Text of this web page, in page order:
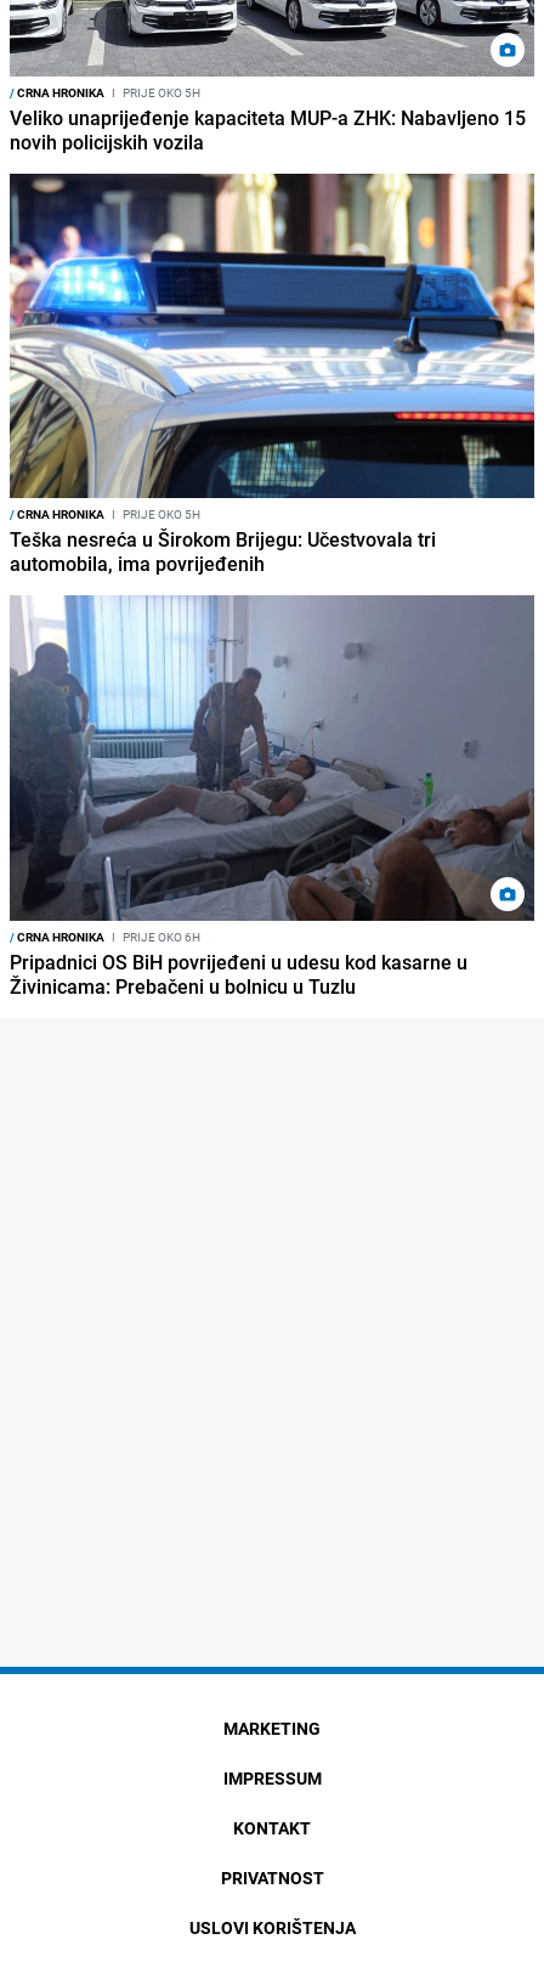
/CRNA HRONIKA I PRIJE OKO 5H
Veliko unaprijeđenje kapaciteta MUP-a ZHK: Nabavljeno 15
novih policijskih vozila
/CRNA HRONIKA I PRIJE OKO 5H
Teška nesreća u Širokom Brijegu: Učestvovala tri
automobila, ima povrijeđenih
/CRNA HRONIKA I PRIJE OKO 6H
Pripadnici OS BiH povrijeđeni u udesu kod kasarne u
Živinicama: Prebačeni u bolnicu u Tuzlu
MARKETING
IMPRESSUM
KONTAKT
PRIVATNOST
USLOVI KORIŠTENJA